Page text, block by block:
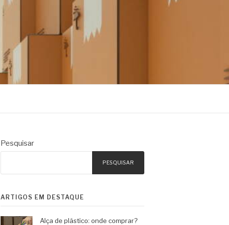
Pesquisar
PESQUISAR
ARTIGOS EM DESTAQUE
Alça de plástico: onde comprar?